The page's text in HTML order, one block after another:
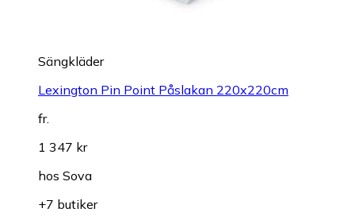
Sängkläder
Lexington Pin Point Påslakan 220x220cm
fr.
1 347 kr
hos Sova
+7 butiker